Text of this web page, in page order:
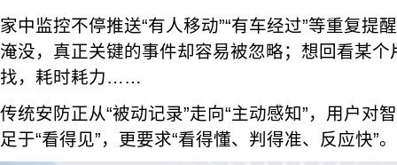
家中监控不停推送“有人移动”“有车经过”等重复提
淹没，真正关键的事件却容易被忽略；想回看某
找，耗时耗力……
传统安防正从“被动记录”走向“主动感知”，用户对
足于“看得见”，更要求“看得懂、判得准、反应快”。